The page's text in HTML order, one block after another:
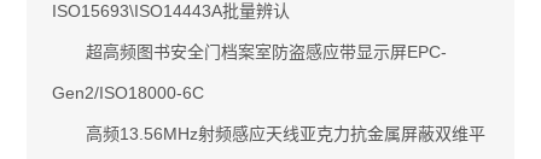
ISO15693\ISO14443A批量辨认
超高频图书安全门档案室防盗感应带显示屏EPC-
Gen2/ISO18000-6C
高频13.56MHz射频感应天线亚克力抗金属屏蔽双维平